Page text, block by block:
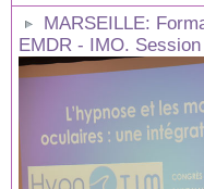
MARSEILLE:
EMDR - IMO.